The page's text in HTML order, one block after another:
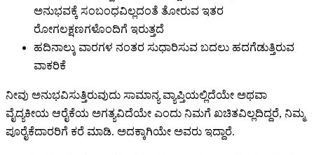
ಅನುಭವಕ್ಕೆ ಸಂಬಂಧವಿಲ್ಲದಂತೆ ತೋರುವ ಇತರ
ರೋಗಲಕ್ಷಣಗಳೊಂದಿಗೆ ಇರುತ್ತದೆ
ಹದಿನಾಲ್ಕು ವಾರಗಳ ನಂತರ ಸುಧಾರಿಸುವ ಬದಲು ಹದಗೆಡುತ್ತಿರುವ
ವಾಕರಿಕೆ
ನೀವು ಅನುಭವಿಸುತ್ತಿರುವುದು ಸಾಮಾನ್ಯ ವ್ಯಾಪ್ತಿಯಲ್ಲಿದೆಯೇ ಅಥವಾ
ವೈದ್ಯಕೀಯ ಆರೈಕೆಯ ಅಗತ್ಯವಿದೆಯೇ ಎಂದು ನಿಮಗೆ ಖಚಿತವಿಲ್ಲದಿದ್ದರೆ, ನಿಮ್ಮ
ಪೂರೈಕೆದಾರರಿಗೆ ಕರೆ ಮಾಡಿ. ಅದಕ್ಕಾಗಿಯೇ ಅವರು ಇದ್ದಾರೆ.